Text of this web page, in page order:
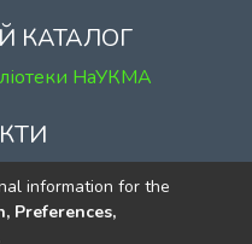
КАТАЛОГ
НаУКМА
Сковороди, 2
information for the
Preferences,